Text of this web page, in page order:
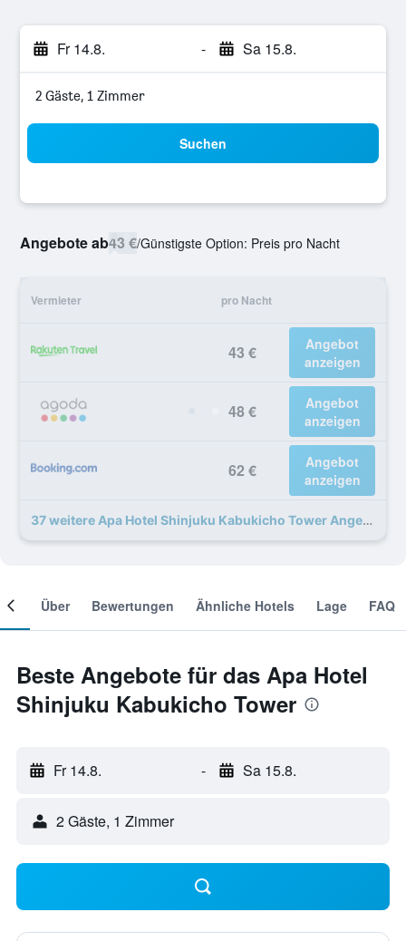
Fr 14.8. - Sa 15.8.
2 Gäste, 1 Zimmer
Suchen
Angebote ab43 €/Günstigste Option: Preis pro Nacht
Vermieter pro Nacht
43 €
Angebot
anzeigen
48 €
Angebot
anzeigen
62 €
Angebot
anzeigen
37 weitere Apa Hotel Shinjuku Kabukicho Tower Angebote
Über Bewertungen Ähnliche Hotels Lage FAQ
Beste Angebote für das Apa Hotel
Shinjuku Kabukicho Tower
Fr 14.8. - Sa 15.8.
2 Gäste, 1 Zimmer